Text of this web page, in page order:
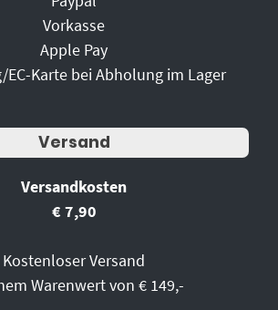
Vorkasse
Apple Pay
Karte bei Abholung im Lager
Versand
Versandkosten
€ 7,90
Kostenloser Versand
Warenwert von € 149,-